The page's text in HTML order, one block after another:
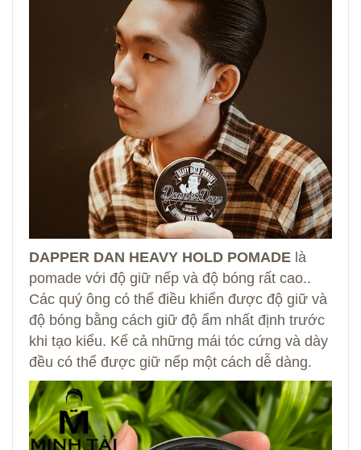
DAPPER DAN HEAVY HOLD POMADE là
pomade với độ giữ nếp và độ bóng rất cao..
Các quý ông có thể điều khiển được độ giữ và
độ bóng bằng cách giữ độ ẩm nhất định trước
khi tạo kiểu. Kể cả những mái tóc cứng và dày
đều có thể được giữ nếp một cách dễ dàng.